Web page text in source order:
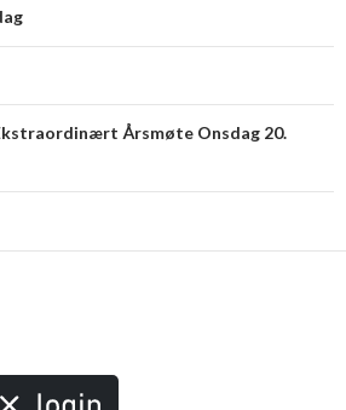
Årsmøte Onsdag 20.